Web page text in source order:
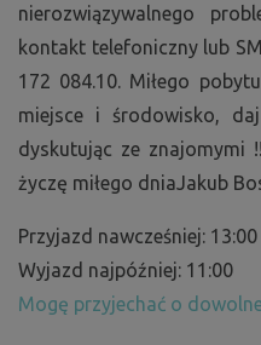
nierozwiązywalnego
kontakt telefoniczny lub
172 084.10. Miłego
miejsce i środowisko,
dyskutując ze znajomymi
życzę miłego dniaJakub
Przyjazd nawcześniej: 13:00
Wyjazd najpóźniej: 11:00
Mogę przyjechać o